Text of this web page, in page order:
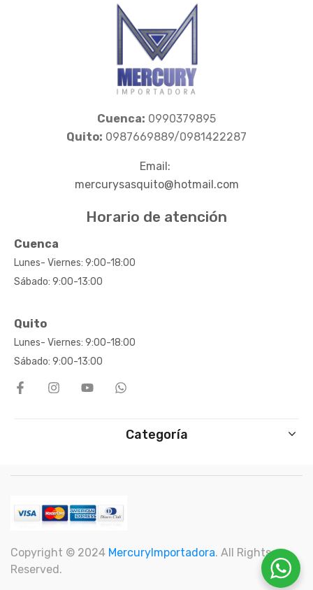
Cuenca: 0990379895
Quito: 0987669889/0981422287
Email:
mercurysasquito@hotmail.com
Horario de atención
Cuenca
Lunes- Viernes: 9:00-18:00
Sábado: 9:00-13:00
Quito
Lunes- Viernes: 9:00-18:00
Sábado: 9:00-13:00
Categoría
Copyright © 2024 MercuryImportadora. All Rights
Reserved.